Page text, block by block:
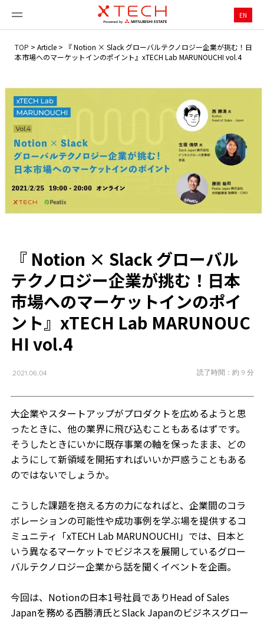
EN
TOP > Article >
『 Notion × Slack グローバルテクノロジー企業が挑む！日
本市場へのマーケットインのポイント』xTECH Lab MARUNOUCHI vol.4
『 Notion × Slack グローバル
テクノロジー企業が挑む！日本
市場へのマーケットインのポイ
ント』xTECH Lab MARUNOUC
HI vol.4
2021.06.04 読了時間：約 9 分
大企業やスタートアップがプロダクトを広めるようと思
ったときに、他の業界に飛び込むこともあるはずです。
そうしたときにいかに既存事業の軸を保ったまま、どの
ようにして新領域を開拓すればいいか戸惑うこともある
のではないでしょうか。
こうした課題を抱える方の力になればと、企業間のコラ
ボレーションの可能性や成功事例を学ぶ場を提供するコ
ミュニティ「xTECH Lab MARUNOUCHI」では、日本と
いう異なるマーケットでビジネスを展開しているグロー
バルテクノロジー企業から話を聞くイベントを企画。
今回は、Notionの日本1号社員でありHead of Sales
Japanを務める西勝清氏とSlack Japanのビジネスグロー